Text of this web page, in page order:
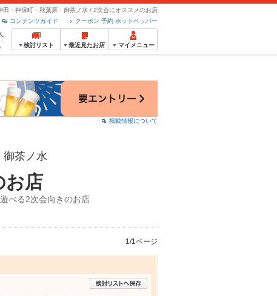
田・神保町・秋葉原・御茶ノ水 / 2次会にオススメのお店
クーポン 予約 ホットペッパー
コンテンツガイド
検討リスト 最近見たお店 マイメニュー
掲載情報について
御茶ノ水
お店
べる2次会向きのお店
1/1ページ